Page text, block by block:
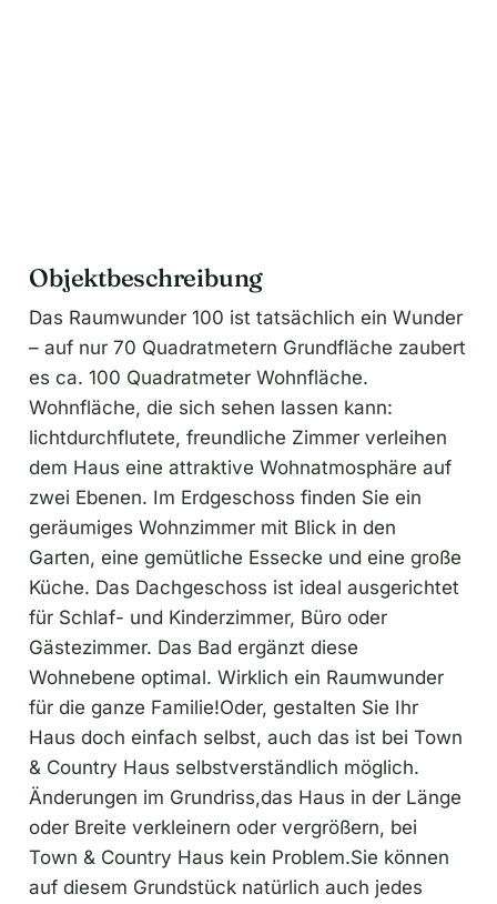
Objektbeschreibung
Das Raumwunder 100 ist tatsächlich ein Wunder
– auf nur 70 Quadratmetern Grundfläche zaubert
es ca. 100 Quadratmeter Wohnfläche.
Wohnfläche, die sich sehen lassen kann:
lichtdurchflutete, freundliche Zimmer verleihen
dem Haus eine attraktive Wohnatmosphäre auf
zwei Ebenen. Im Erdgeschoss finden Sie ein
geräumiges Wohnzimmer mit Blick in den
Garten, eine gemütliche Essecke und eine große
Küche. Das Dachgeschoss ist ideal ausgerichtet
für Schlaf- und Kinderzimmer, Büro oder
Gästezimmer. Das Bad ergänzt diese
Wohnebene optimal. Wirklich ein Raumwunder
für die ganze Familie!Oder, gestalten Sie Ihr
Haus doch einfach selbst, auch das ist bei Town
& Country Haus selbstverständlich möglich.
Änderungen im Grundriss,das Haus in der Länge
oder Breite verkleinern oder vergrößern, bei
Town & Country Haus kein Problem.Sie können
auf diesem Grundstück natürlich auch jedes